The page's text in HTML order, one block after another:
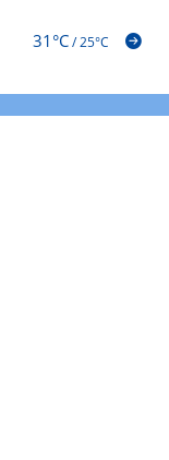
31°C/25°C